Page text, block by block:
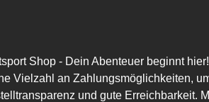
Shop - Dein Abenteuer beginnt
Vielzahl an Zahlungsmöglichkeiten,
und gute Erreichbarkeit.